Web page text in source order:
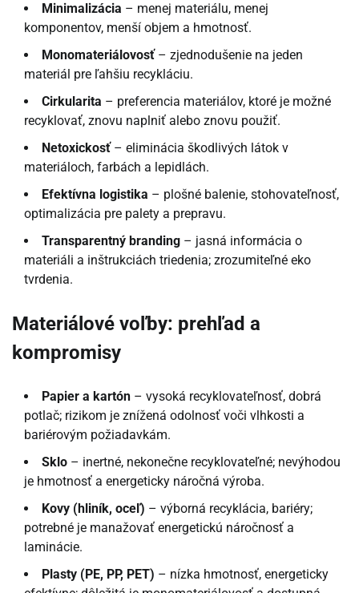
Minimalizácia – menej materiálu, menej
komponentov, menší objem a hmotnosť.
Monomateriálovosť– zjednodušenie na jeden
materiál pre ľahšiu recykláciu.
Cirkularita – preferencia materiálov, ktoré je možné
recyklovať, znovu naplniť alebo znovu použiť.
Netoxickosť– eliminácia škodlivých látok v
materiáloch, farbách a lepidlách.
Efektívna logistika – plošné balenie, stohovateľnosť,
optimalizácia pre palety a prepravu.
Transparentný branding – jasná informácia o
materiáli a inštrukciách triedenia; zrozumiteľné eko
tvrdenia.
Materiálové voľby: prehľad a
kompromisy
Papier a kartón – vysoká recyklovateľnosť, dobrá
potlač; rizikom je znížená odolnosť voči vlhkosti a
bariérovým požiadavkám.
Sklo – inertné, nekonečne recyklovateľné; nevýhodou
je hmotnosť a energeticky náročná výroba.
Kovy (hliník, oceľ) – výborná recyklácia, bariéry;
potrebné je manažovať energetickú náročnosť a
laminácie.
Plasty (PE, PP, PET) – nízka hmotnosť, energeticky